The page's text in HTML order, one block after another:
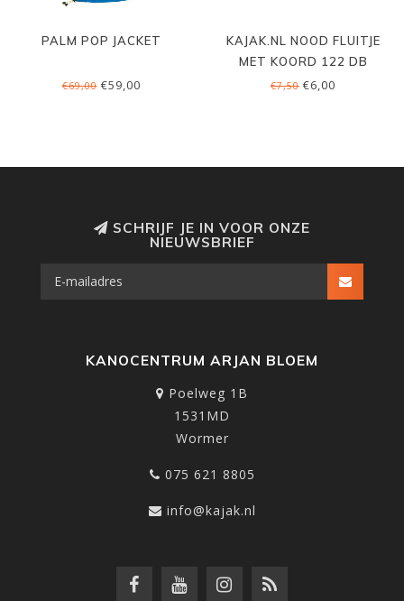
PALM POP JACKET
€69,00€59,00
KAJAK.NL NOOD FLUITJE
MET KOORD 122 DB
€7,50 €6,00
SCHRIJF JE IN VOOR ONZE
NIEUWSBRIEF
KANOCENTRUM ARJAN BLOEM
Poelweg 1B
1531MD
Wormer
075 621 8805
info@kajak.nl